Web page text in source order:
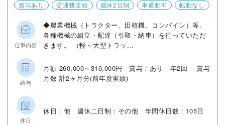
賞与あり
交通費支給 週休2日制 車通勤可 転勤なし
仕事内容
◆農業機械（トラクター、田植機、コンバイン）等、
各種機械の組立・配達（引取・納車）を行っていただ
きます。 （軽～大型トラッ...
給与
月額 260,000～310,000円 賞与：あり 年2回 賞与
月数 計2ヶ月分(前年度実績)
休日
休日：他 週休二日制：その他 年間休日数：105日